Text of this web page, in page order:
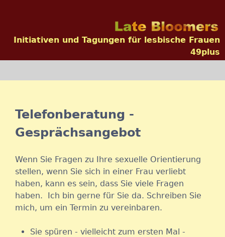
Initiativen und Tagungen für lesbische Frauen
49plus
Telefonberatung -
Gesprächsangebot
Wenn Sie Fragen zu Ihre sexuelle Orientierung
stellen, wenn Sie sich in einer Frau verliebt
haben, kann es sein, dass Sie viele Fragen
haben. Ich bin gerne für Sie da. Schreiben Sie
mich, um ein Termin zu vereinbaren.
Sie spüren - vielleicht zum ersten Mal -